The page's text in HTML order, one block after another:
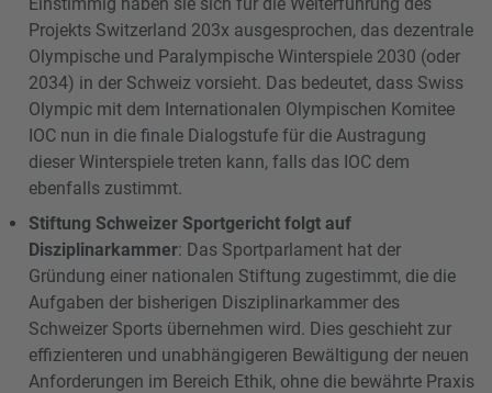
Projekts Switzerland 203x ausgesprochen, das dezentrale
Olympische und Paralympische Winterspiele 2030 (oder
2034) in der Schweiz vorsieht. Das bedeutet, dass Swiss
Olympic mit dem Internationalen Olympischen Komitee
IOC nun in die finale Dialogstufe für die Austragung
dieser Winterspiele treten kann, falls das IOC dem
ebenfalls zustimmt.
Stiftung Schweizer Sportgericht folgt auf
Disziplinarkammer: Das Sportparlament hat der
Gründung einer nationalen Stiftung zugestimmt, die die
Aufgaben der bisherigen Disziplinarkammer des
Schweizer Sports übernehmen wird. Dies geschieht zur
effizienteren und unabhängigeren Bewältigung der neuen
Anforderungen im Bereich Ethik, ohne die bewährte Praxis